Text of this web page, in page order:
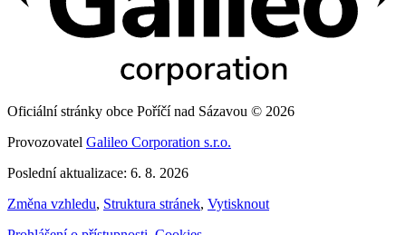
Oficiální stránky obce Poříčí nad Sázavou © 2026
Provozovatel Galileo Corporation s.r.o.
Poslední aktualizace: 6. 8. 2026
Změna vzhledu, Struktura stránek, Vytisknout